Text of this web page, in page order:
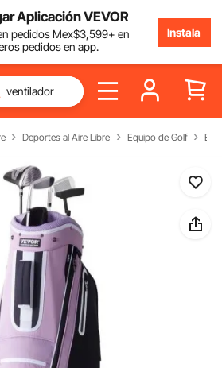
Aplicación VEVOR
pedidos Mex$3,599+ en
pedidos en app.
Instala
Deportes al Aire Libre Equipo de Golf